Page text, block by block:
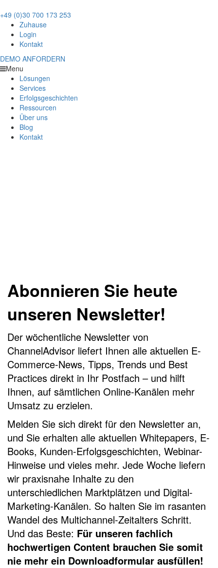
+49 (0)30 700 173 253
Zuhause
Login
Kontakt
DEMO ANFORDERN
Menu
Lösungen
Services
Erfolgsgeschichten
Ressourcen
Über uns
Blog
Kontakt
Abonnieren Sie heute
unseren Newsletter!
Der wöchentliche Newsletter von
ChannelAdvisor liefert Ihnen alle aktuellen E-
Commerce-News, Tipps, Trends und Best
Practices direkt in Ihr Postfach – und hilft
Ihnen, auf sämtlichen Online-Kanälen mehr
Umsatz zu erzielen.
Melden Sie sich direkt für den Newsletter an,
und Sie erhalten alle aktuellen Whitepapers, E-
Books, Kunden-Erfolgsgeschichten, Webinar-
Hinweise und vieles mehr. Jede Woche liefern
wir praxisnahe Inhalte zu den
unterschiedlichen Marktplätzen und Digital-
Marketing-Kanälen. So halten Sie im rasanten
Wandel des Multichannel-Zeitalters Schritt.
Und das Beste: Für unseren fachlich
hochwertigen Content brauchen Sie somit
nie mehr ein Downloadformular ausfüllen!